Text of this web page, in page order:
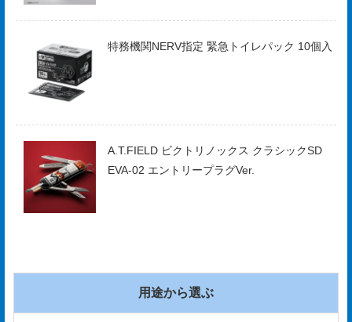
特務機関NERV指定 緊急トイレパック 10個入
A.T.FIELD ビクトリノックス クラシックSD
EVA-02 エントリープラグVer.
用途から選ぶ